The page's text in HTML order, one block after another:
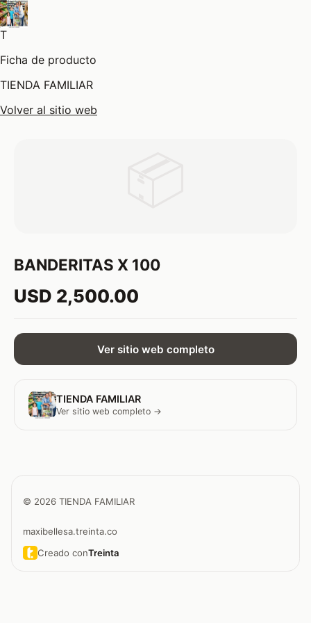
T
Ficha de producto
TIENDA FAMILIAR
Volver al sitio web
BANDERITAS X 100
USD 2,500.00
Ver sitio web completo
TIENDA FAMILIAR
Ver sitio web completo →
© 2026 TIENDA FAMILIAR
maxibellesa.treinta.co
Creado conTreinta